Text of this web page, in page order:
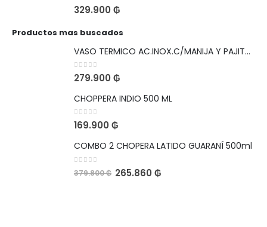
0out of 5
329.900 ₲
Productos mas buscados
VASO TERMICO AC.INOX.C/MANIJA Y PAJITA 1,1L LEOPARDO NEGRO VIAJERO CON SKIN DE REGALO
0out of 5
279.900 ₲
CHOPPERA INDIO 500 ML
0out of 5
169.900 ₲
COMBO 2 CHOPERA LATIDO GUARANÍ 500ml
0 out of 5
379.800₲ 265.860 ₲